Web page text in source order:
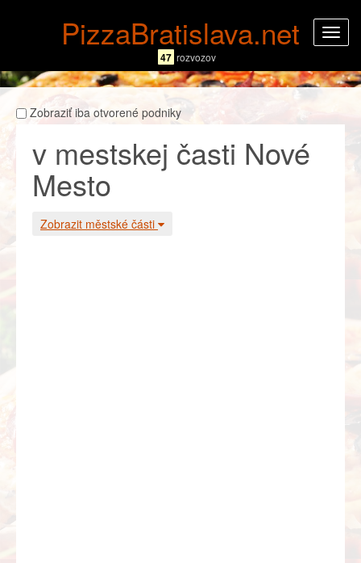
PizzaBratislava.net
47 rozvozov
Zobraziť iba otvorené podniky
v mestskej časti Nové
Mesto
Zobrazit městské části